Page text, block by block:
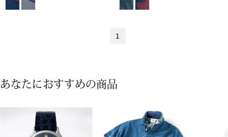
／チュニック
1
あなたにおすすめの商品